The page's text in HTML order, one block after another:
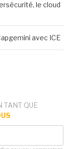
le cloud
avec ICE
TANT QUE